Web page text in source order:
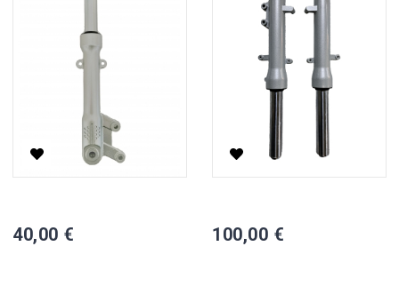
Hind
40,00 € Hind
100,00 €